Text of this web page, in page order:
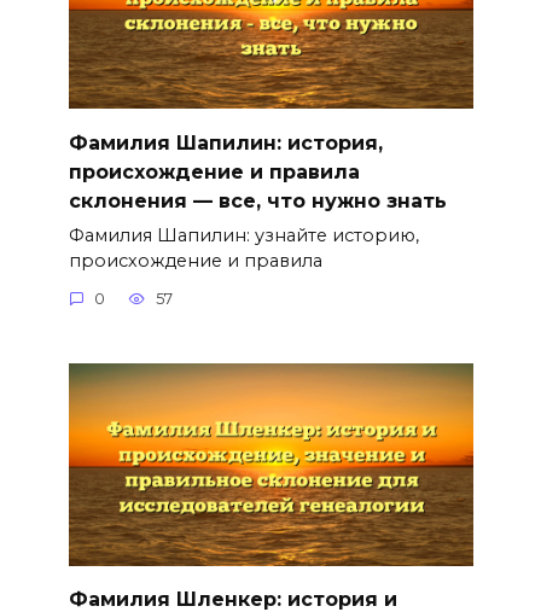
Фамилия Шапилин: история,
происхождение и правила
склонения — все, что нужно знать
Фамилия Шапилин: узнайте историю,
происхождение и правила
0 57
Фамилия Шленкер: история и